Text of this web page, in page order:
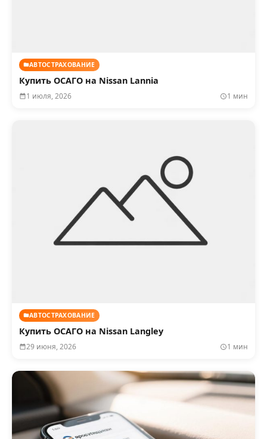
АВТОСТРАХОВАНИЕ
Купить ОСАГО на Nissan Lannia
1 июля, 2026 1 мин
АВТОСТРАХОВАНИЕ
Купить ОСАГО на Nissan Langley
29 июня, 2026 1 мин